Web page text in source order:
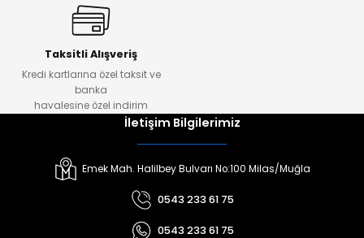
Taksitli Alışveriş
Kredi kartlarına özel taksit ve
banka
havalesine özel indirim
İletişim Bilgilerimiz
Emek Mah. Halilbey Bulvarı No:100 Milas/Muğla
0543 233 61 75
0543 233 61 75